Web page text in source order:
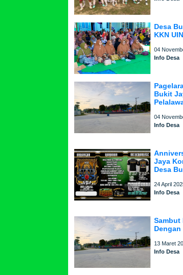
Desa
KKN
04
Info Desa
Bukit
04
Info Desa
Jaya
Desa
24 April
Info Desa
Sambut
Dengan
13 Maret
Info Desa